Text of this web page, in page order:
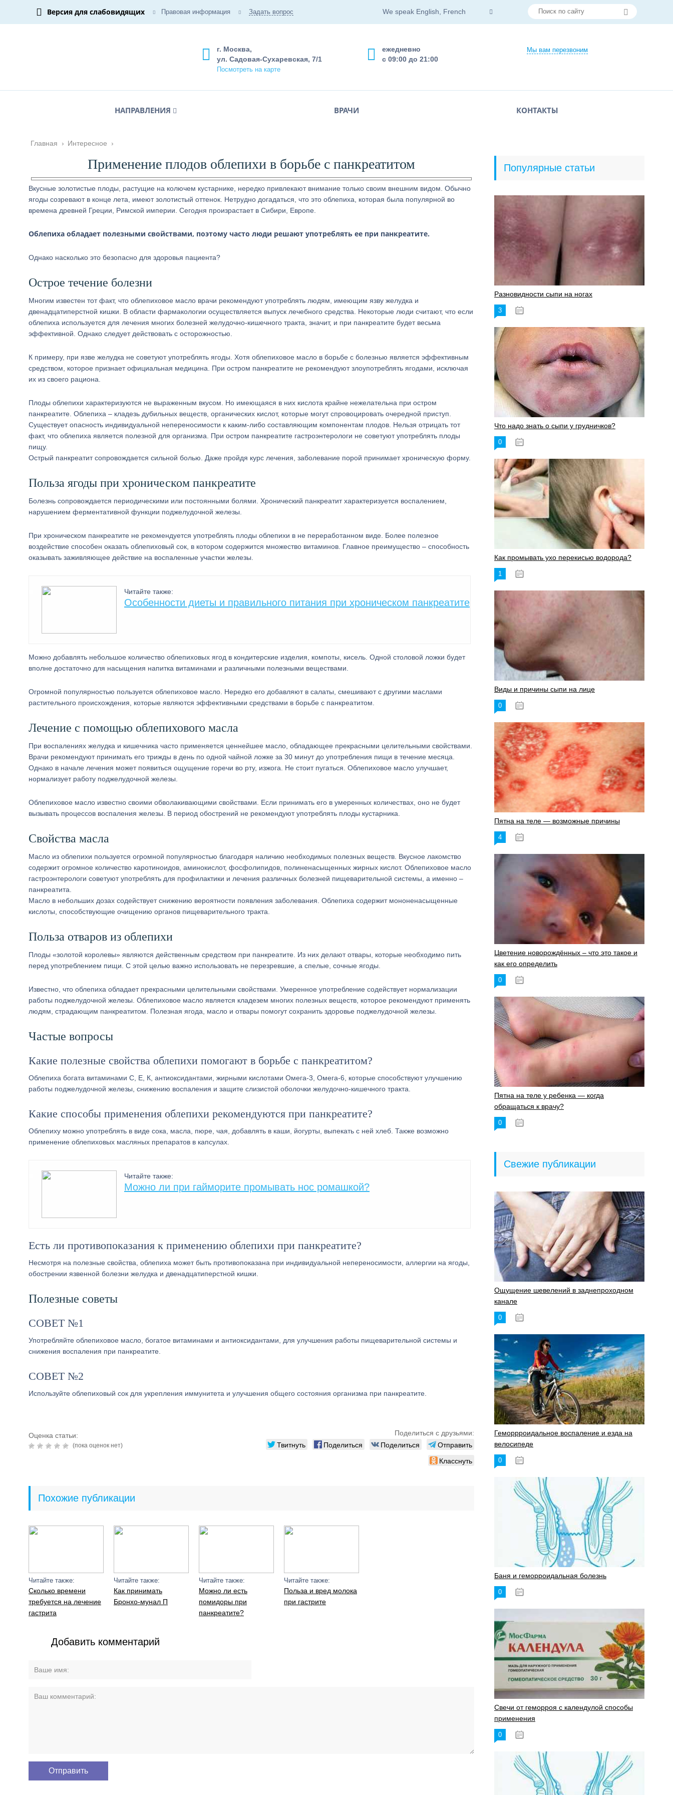
Версия для слабовидящих Правовая информация Задать вопрос We speak English, French
Мы вам перезвоним
ежедневно
с 09:00 до 21:00
г. Москва,
ул. Садовая-Сухаревская, 7/1
Посмотреть на карте
НАПРАВЛЕНИЯ ВРАЧИ КОНТАКТЫ
Главная › Интересное ›
Применение плодов облепихи в борьбе с панкреатитом
Вкусные золотистые плоды, растущие на колючем кустарнике, нередко привлекают внимание только своим внешним видом. Обычно
ягоды созревают в конце лета, имеют золотистый оттенок. Нетрудно догадаться, что это облепиха, которая была популярной во
времена древней Греции, Римской империи. Сегодня произрастает в Сибири, Европе.
Облепиха обладает полезными свойствами, поэтому часто люди решают употреблять ее при панкреатите.
Однако насколько это безопасно для здоровья пациента?
Острое течение болезни
Многим известен тот факт, что облепиховое масло врачи рекомендуют употреблять людям, имеющим язву желудка и
двенадцатиперстной кишки. В области фармакологии осуществляется выпуск лечебного средства. Некоторые люди считают, что если
облепиха используется для лечения многих болезней желудочно-кишечного тракта, значит, и при панкреатите будет весьма
эффективной. Однако следует действовать с осторожностью.
К примеру, при язве желудка не советуют употреблять ягоды. Хотя облепиховое масло в борьбе с болезнью является эффективным
средством, которое признает официальная медицина. При остром панкреатите не рекомендуют злоупотреблять ягодами, исключая
их из своего рациона.
Плоды облепихи характеризуются не выраженным вкусом. Но имеющаяся в них кислота крайне нежелательна при остром
панкреатите. Облепиха – кладезь дубильных веществ, органических кислот, которые могут спровоцировать очередной приступ.
Существует опасность индивидуальной непереносимости к каким-либо составляющим компонентам плодов. Нельзя отрицать тот
факт, что облепиха является полезной для организма. При остром панкреатите гастроэнтерологи не советуют употреблять плоды
пищу.
Острый панкреатит сопровождается сильной болью. Даже пройдя курс лечения, заболевание порой принимает хроническую форму.
Польза ягоды при хроническом панкреатите
Болезнь сопровождается периодическими или постоянными болями. Хронический панкреатит характеризуется воспалением,
нарушением ферментативной функции поджелудочной железы.
При хроническом панкреатите не рекомендуется употреблять плоды облепихи в не переработанном виде. Более полезное
воздействие способен оказать облепиховый сок, в котором содержится множество витаминов. Главное преимущество – способность
оказывать заживляющее действие на воспаленные участки железы.
Читайте также:
Особенности диеты и правильного питания при хроническом панкреатите
Можно добавлять небольшое количество облепиховых ягод в кондитерские изделия, компоты, кисель. Одной столовой ложки будет
вполне достаточно для насыщения напитка витаминами и различными полезными веществами.
Огромной популярностью пользуется облепиховое масло. Нередко его добавляют в салаты, смешивают с другими маслами
растительного происхождения, которые являются эффективными средствами в борьбе с панкреатитом.
Лечение с помощью облепихового масла
При воспалениях желудка и кишечника часто применяется ценнейшее масло, обладающее прекрасными целительными свойствами.
Врачи рекомендуют принимать его трижды в день по одной чайной ложке за 30 минут до употребления пищи в течение месяца.
Однако в начале лечения может появиться ощущение горечи во рту, изжога. Не стоит пугаться. Облепиховое масло улучшает,
нормализует работу поджелудочной железы.
Облепиховое масло известно своими обволакивающими свойствами. Если принимать его в умеренных количествах, оно не будет
вызывать процессов воспаления железы. В период обострений не рекомендуют употреблять плоды кустарника.
Свойства масла
Масло из облепихи пользуется огромной популярностью благодаря наличию необходимых полезных веществ. Вкусное лакомство
содержит огромное количество каротиноидов, аминокислот, фосфолипидов, полиненасыщенных жирных кислот. Облепиховое масло
гастроэнтерологи советуют употреблять для профилактики и лечения различных болезней пищеварительной системы, а именно –
панкреатита.
Масло в небольших дозах содействует снижению вероятности появления заболевания. Облепиха содержит мононенасыщенные
кислоты, способствующие очищению органов пищеварительного тракта.
Польза отваров из облепихи
Плоды «золотой королевы» являются действенным средством при панкреатите. Из них делают отвары, которые необходимо пить
перед употреблением пищи. С этой целью важно использовать не перезревшие, а спелые, сочные ягоды.
Известно, что облепиха обладает прекрасными целительными свойствами. Умеренное употребление содействует нормализации
работы поджелудочной железы. Облепиховое масло является кладезем многих полезных веществ, которое рекомендуют применять
людям, страдающим панкреатитом. Полезная ягода, масло и отвары помогут сохранить здоровье поджелудочной железы.
Частые вопросы
Какие полезные свойства облепихи помогают в борьбе с панкреатитом?
Облепиха богата витаминами С, Е, К, антиоксидантами, жирными кислотами Омега-3, Омега-6, которые способствуют улучшению
работы поджелудочной железы, снижению воспаления и защите слизистой оболочки желудочно-кишечного тракта.
Какие способы применения облепихи рекомендуются при панкреатите?
Облепиху можно употреблять в виде сока, масла, пюре, чая, добавлять в каши, йогурты, выпекать с ней хлеб. Также возможно
применение облепиховых масляных препаратов в капсулах.
Читайте также:
Можно ли при гайморите промывать нос ромашкой?
Есть ли противопоказания к применению облепихи при панкреатите?
Несмотря на полезные свойства, облепиха может быть противопоказана при индивидуальной непереносимости, аллергии на ягоды,
обострении язвенной болезни желудка и двенадцатиперстной кишки.
Полезные советы
СОВЕТ №1
Употребляйте облепиховое масло, богатое витаминами и антиоксидантами, для улучшения работы пищеварительной системы и
снижения воспаления при панкреатите.
СОВЕТ №2
Используйте облепиховый сок для укрепления иммунитета и улучшения общего состояния организма при панкреатите.
Оценка статьи:
(пока оценок нет)
Поделиться с друзьями:
Твитнуть Поделиться Поделиться
Отправить
Класснуть
Похожие публикации
Читайте также:
Сколько времени
требуется на лечение
гастрита
Читайте также:
Как принимать
Бронхо-мунал П
Читайте также:
Можно ли есть
помидоры при
панкреатите?
Читайте также:
Польза и вред молока
при гастрите
Добавить комментарий
Популярные статьи
Разновидности сыпи на ногах
3
Что надо знать о сыпи у грудничков?
0
Как промывать ухо перекисью водорода?
1
Виды и причины сыпи на лице
0
Пятна на теле — возможные причины
4
Цветение новорождённых – что это такое и
как его определить
0
Пятна на теле у ребенка — когда
обращаться к врачу?
0
Свежие публикации
Ощущение шевелений в заднепроходном
канале
0
Геморрроидальное воспаление и езда на
велосипеде
0
Баня и геморроидальная болезнь
0
Свечи от геморроя с календулой способы
применения
0